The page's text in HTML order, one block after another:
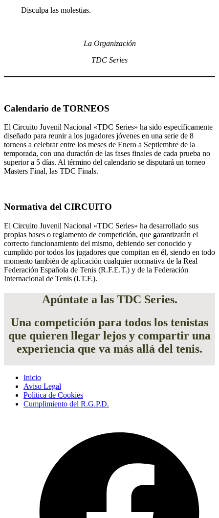
Disculpa las molestias.
La Organización
TDC Series
Calendario de TORNEOS
El Circuito Juvenil Nacional «TDC Series» ha sido específicamente
diseñado para reunir a los jugadores jóvenes en una serie de 8
torneos a celebrar entre los meses de Enero a Septiembre de la
temporada, con una duración de las fases finales de cada prueba no
superior a 5 días. Al término del calendario se disputará un torneo
Masters Final, las TDC Finals.
Normativa del CIRCUITO
El Circuito Juvenil Nacional «TDC Series» ha desarrollado sus
propias bases o reglamento de competición, que garantizarán el
correcto funcionamiento del mismo, debiendo ser conocido y
cumplido por todos los jugadores que compitan en él, siendo en todo
momento también de aplicación cualquier normativa de la Real
Federación Española de Tenis (R.F.E.T.) y de la Federación
Internacional de Tenis (I.T.F.).
Apúntate a las TDC Series.
Una competición para todos los tenistas
que quieren llegar lejos y compartir una
experiencia que va más allá del tenis.
Inicio
Aviso Legal
Política de Cookies
Cumplimiento del R.G.P.D.